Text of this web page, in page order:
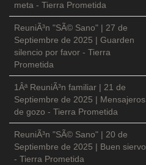
meta - Tierra Prometida
ReuniÃ³n "SÃ© Sano" | 27 de
Septiembre de 2025 | Guarden
silencio por favor - Tierra
Prometida
1Âª ReuniÃ³n familiar | 21 de
Septiembre de 2025 | Mensajeros
de gozo - Tierra Prometida
ReuniÃ³n "SÃ© Sano" | 20 de
Septiembre de 2025 | Buen siervo
- Tierra Prometida